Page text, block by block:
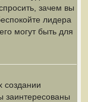
зачем вы
лидера
могут быть для
создании
заинтересованы